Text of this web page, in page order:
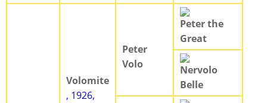
Volomite
, 1926,
Peter
Volo
Peter the
Great
Nervolo
Belle